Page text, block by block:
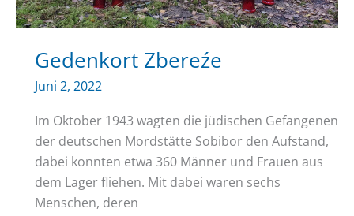
Gedenkort Zbereźe
Juni 2, 2022
Im Oktober 1943 wagten die jüdischen Gefangenen
der deutschen Mordstätte Sobibor den Aufstand,
dabei konnten etwa 360 Männer und Frauen aus
dem Lager fliehen. Mit dabei waren sechs
Menschen, deren